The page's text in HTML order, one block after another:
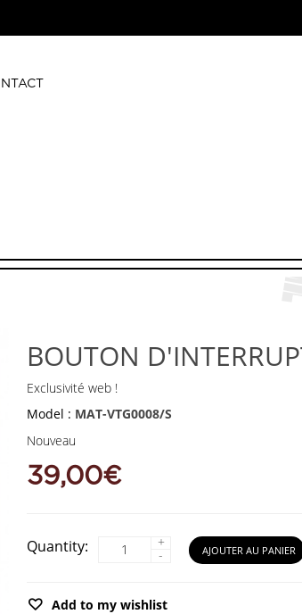
BOUTON
Exclusivité web !
Model : MAT-VTG0008/S
Nouveau
39,00€
Quantity: +
- AJOUTER AU PANIER
Add to my wishlist